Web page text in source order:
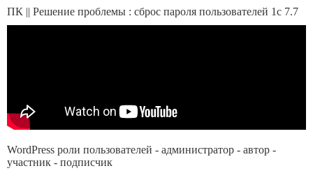
ПК || Решение проблемы : сброс пароля пользователей 1с 7.7
WordPress роли пользователей - администратор - автор -
участник - подписчик